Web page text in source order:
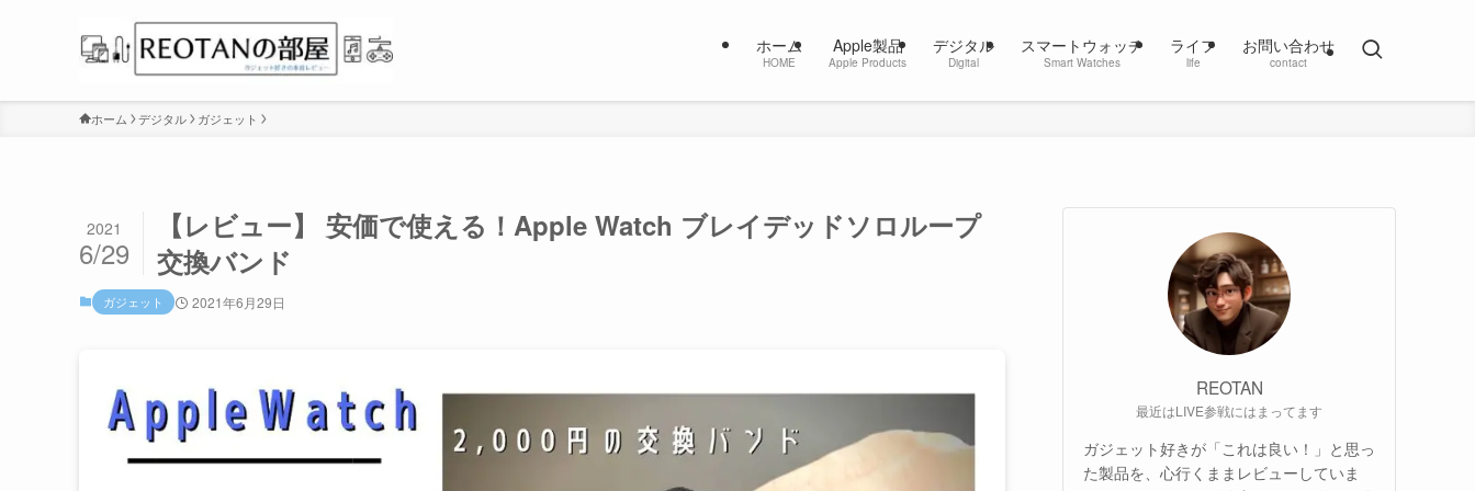
ホーム
HOME
Apple製品
Apple Products
デジタル
Digital
スマートウォッチ
Smart Watches
ライフ
life
お問い合わせ
contact
ホーム デジタル ガジェット
【レビュー】 安価で使える！Apple Watch ブレイデッドソロループ
交換バンド
2021
6/29
ガジェット 2021年6月29日
REOTAN
最近はLIVE参戦にはまってます
ガジェット好きが「これは良い！」と思っ
た製品を、心行くままレビューしていま